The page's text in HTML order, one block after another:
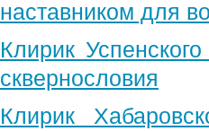
наставником для
Клирик
сквернословия
Клирик